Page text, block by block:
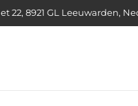
22, 8921 GL Leeuwarden,